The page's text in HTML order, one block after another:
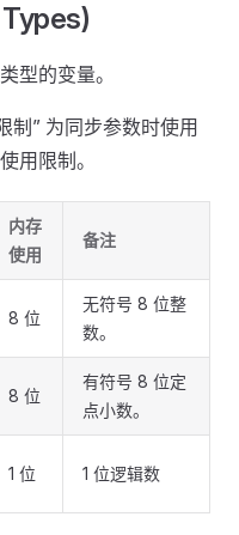
型的变量。
制” 为同步参数时使用
用限制。
内存
使用
备注
8 位
无符号 8 位整
数。
8 位
有符号 8 位定
点小数。
1 位 1 位逻辑数